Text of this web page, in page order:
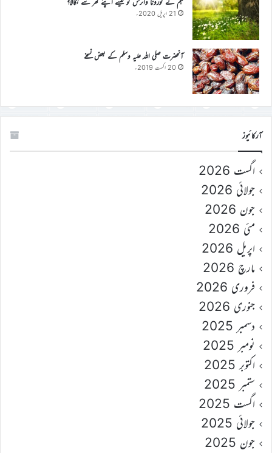
21 اپریل 2020ء
آنحضرت صلی اللہ علیہ وسلم کے بعض نسخے
20 اگست 2019ء
آرکائیوز
اگست 2026
جولائی 2026
جون 2026
مئی 2026
اپریل 2026
مارچ 2026
فروری 2026
جنوری 2026
دسمبر 2025
نومبر 2025
اکتوبر 2025
ستمبر 2025
اگست 2025
جولائی 2025
جون 2025